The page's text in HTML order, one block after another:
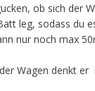
ob sich der
leg, sodass du
nur noch max
Wagen denkt